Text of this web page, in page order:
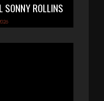
SONNY ROLLINS